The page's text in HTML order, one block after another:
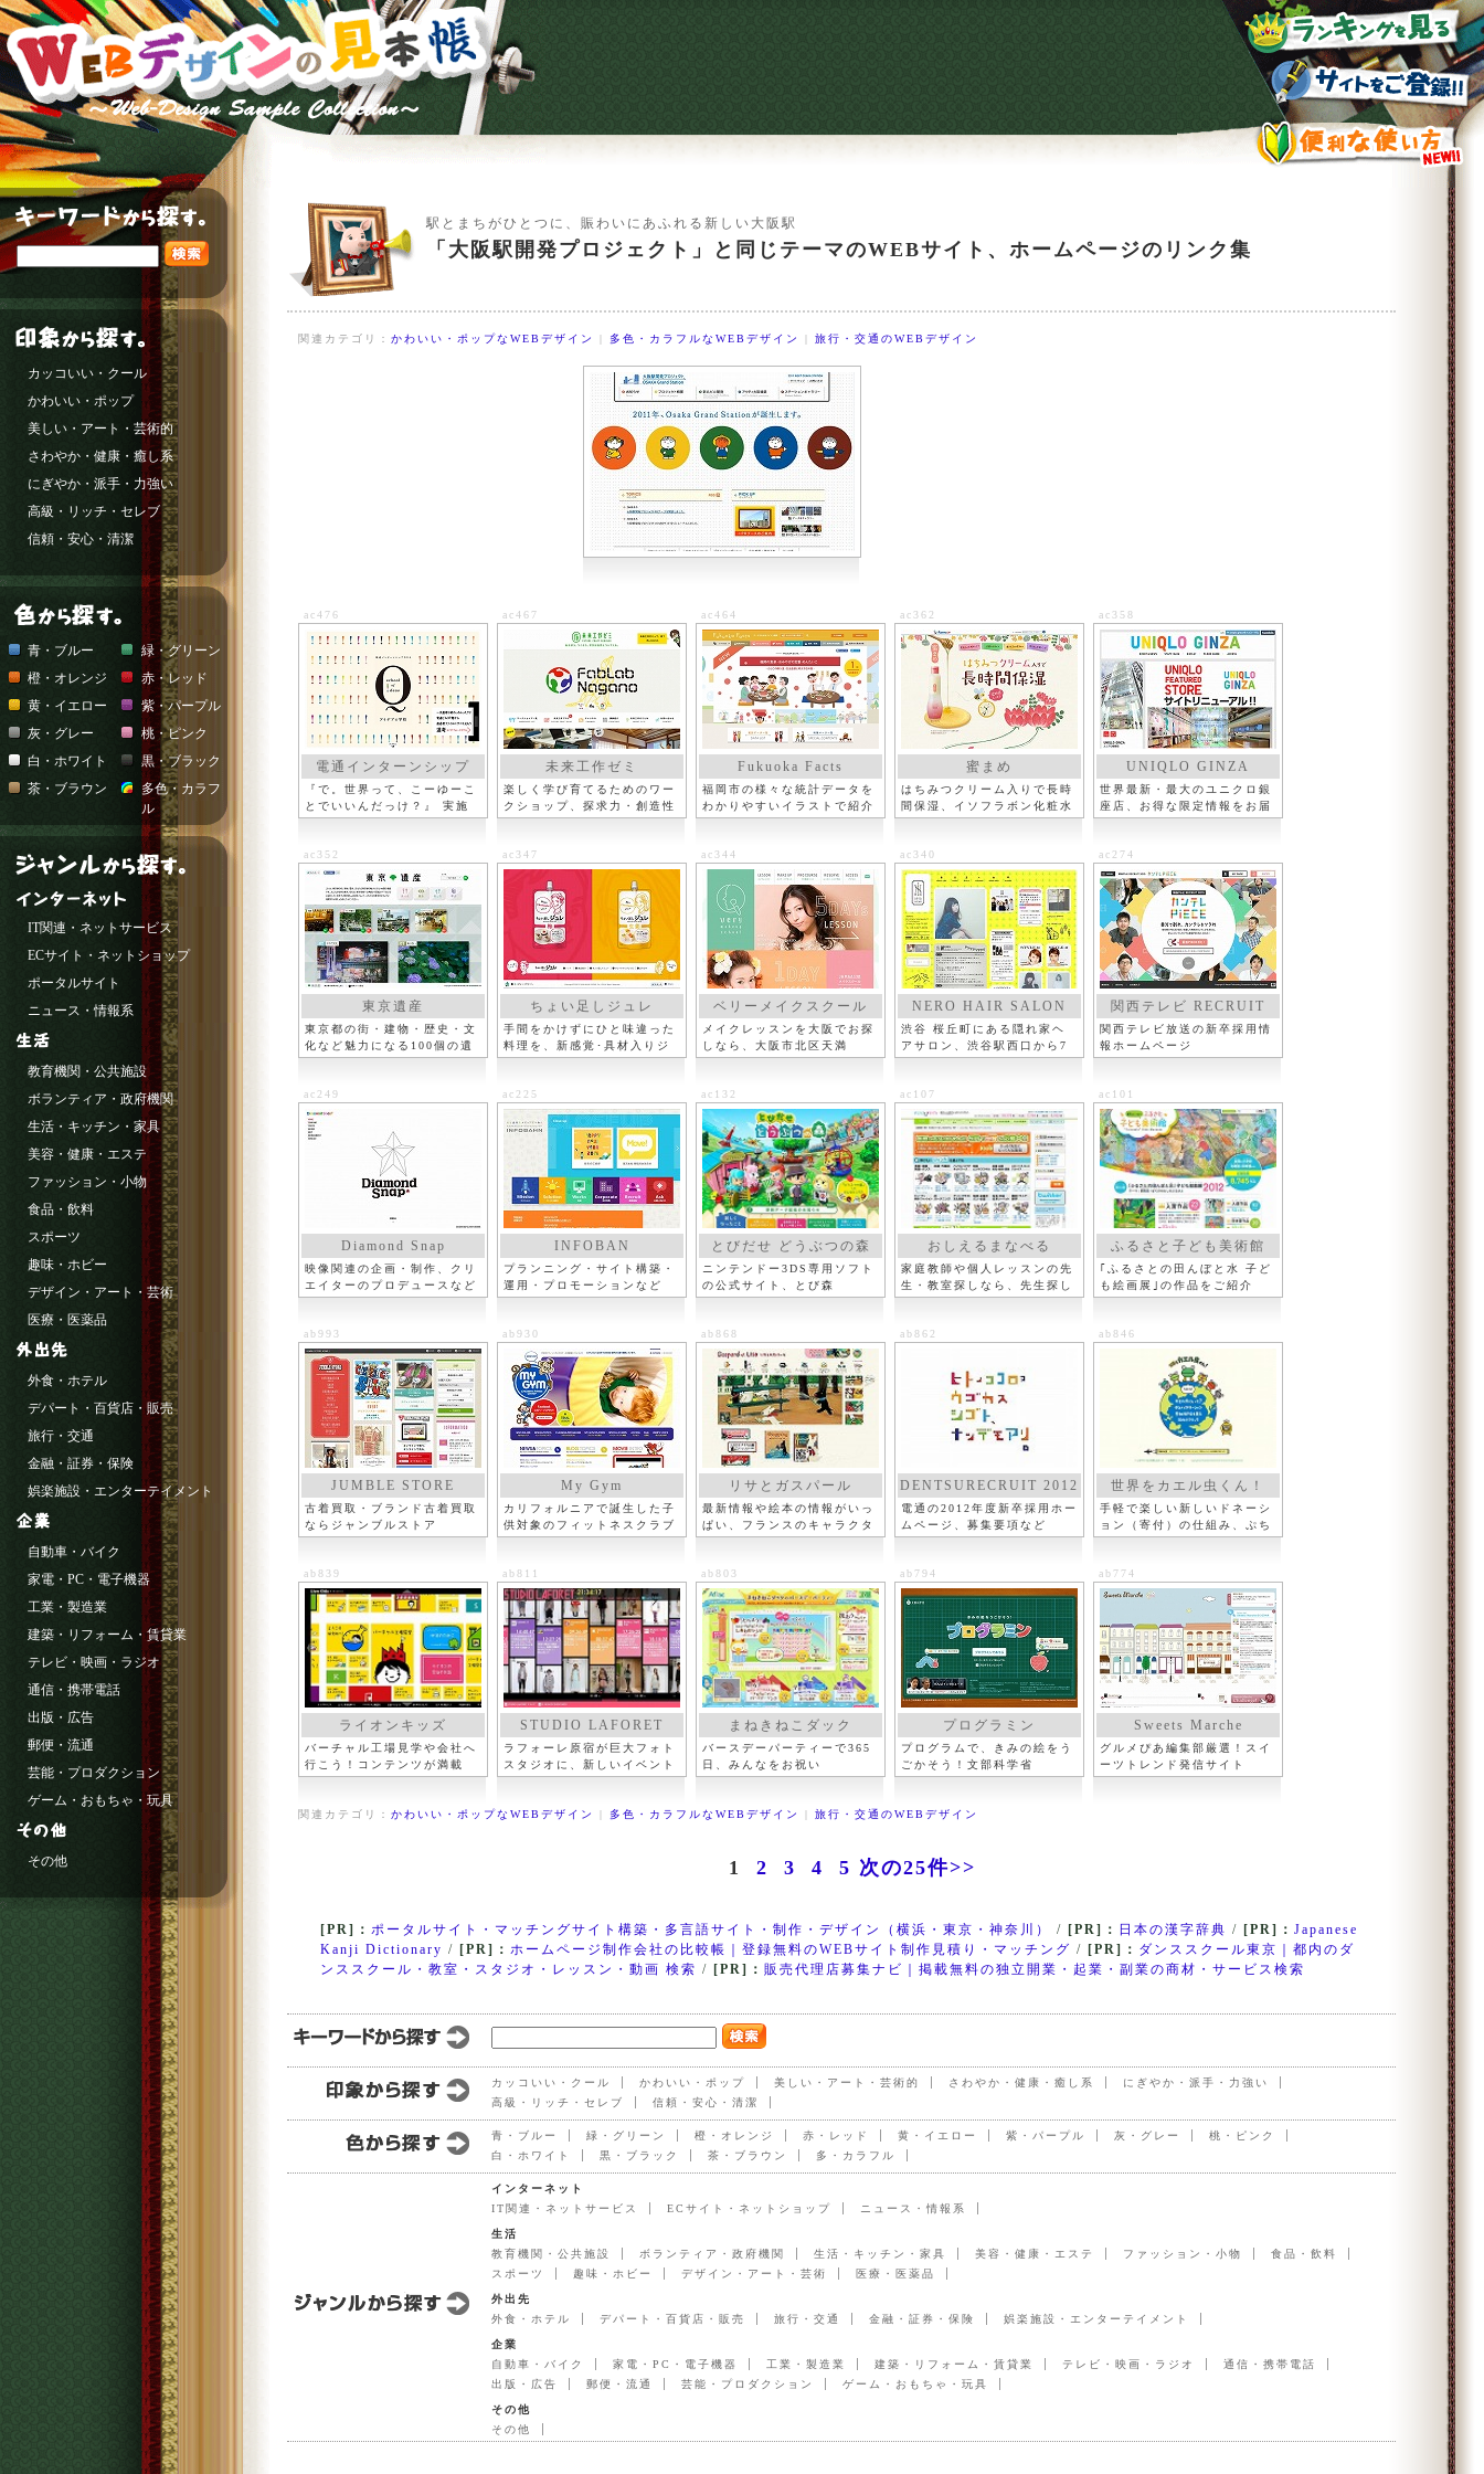
駅とまちがひとつに、賑わいにあふれる新しい大阪駅
「大阪駅開発プロジェクト」と同じテーマのWEBサイト、ホームページのリンク集
関連カテゴリ： かわいい・ポップなWEBデザイン | 多色・カラフルなWEBデザイン | 旅行・交通のWEBデザイン
ac476
電通インターンシップ
『で。世界って、こーゆーこ
とでいいんだっけ？』 実施
概要
ac467
未来工作ゼミ
楽しく学び育てるためのワー
クショップ、探求力・創造性
ac464
Fukuoka Facts
福岡市の様々な統計データを
わかりやすいイラストで紹介
ac362
蜜まめ
はちみつクリーム入りで長時
間保湿、イソフラボン化粧水
ac358
UNIQLO GINZA
世界最新・最大のユニクロ銀
座店、お得な限定情報をお届
け
ac352
東京遺産
東京都の街・建物・歴史・文
化など魅力になる100個の遺
産
ac347
ちょい足しジュレ
手間をかけずにひと味違った
料理を、新感覚･具材入りジ
ュレ
ac344
ベリーメイクスクール
メイクレッスンを大阪でお探
しなら、大阪市北区天満
ac340
NERO HAIR SALON
渋谷 桜丘町にある隠れ家ヘ
アサロン、渋谷駅西口から7
分
ac274
関西テレビ RECRUIT
関西テレビ放送の新卒採用情
報ホームページ
ac249
Diamond Snap
映像関連の企画・制作、クリ
エイターのプロデュースなど
ac225
INFOBAN
プランニング・サイト構築・
運用・プロモーションなど
ac132
とびだせ どうぶつの森
ニンテンドー3DS専用ソフト
の公式サイト、とび森
ac107
おしえるまなべる
家庭教師や個人レッスンの先
生・教室探しなら、先生探し
ac101
ふるさと子ども美術館
｢ふるさとの田んぼと水 子ど
も絵画展｣の作品をご紹介
ab993
JUMBLE STORE
古着買取・ブランド古着買取
ならジャンブルストア
ab930
My Gym
カリフォルニアで誕生した子
供対象のフィットネスクラブ
ab868
リサとガスパール
最新情報や絵本の情報がいっ
ぱい、フランスのキャラクタ
ー
ab862
DENTSURECRUIT 2012
電通の2012年度新卒採用ホー
ムページ、募集要項など
ab846
世界をカエル虫くん！
手軽で楽しい新しいドネーシ
ョン（寄付）の仕組み、ぷち
ドネ
ab839
ライオンキッズ
バーチャル工場見学や会社へ
行こう！コンテンツが満載
ab811
STUDIO LAFORET
ラフォーレ原宿が巨大フォト
スタジオに、新しいイベント
ab803
まねきねこダック
バースデーパーティーで365
日、みんなをお祝い
ab794
プログラミン
プログラムで、きみの絵をう
ごかそう！文部科学省
ab774
Sweets Marche
グルメぴあ編集部厳選！スイ
ーツトレンド発信サイト
関連カテゴリ： かわいい・ポップなWEBデザイン | 多色・カラフルなWEBデザイン | 旅行・交通のWEBデザイン
1 2 3 4 5 次の25件>>
[PR]： ポータルサイト・マッチングサイト構築・多言語サイト・制作・デザイン（横浜・東京・神奈川） / [PR]： 日本の漢字辞典 / [PR]： Japanese
Kanji Dictionary / [PR]： ホームページ制作会社の比較帳｜登録無料のWEBサイト制作見積り・マッチング / [PR]： ダンススクール東京｜都内のダ
ンススクール・教室・スタジオ・レッスン・動画 検索 / [PR]： 販売代理店募集ナビ｜掲載無料の独立開業・起業・副業の商材・サービス検索
カッコいい・クール かわいい・ポップ 美しい・アート・芸術的 さわやか・健康・癒し系
にぎやか・派手・力強い
高級・リッチ・セレブ
信頼・安心・清潔
青・ブルー 緑・グリーン 橙・オレンジ 赤・レッド 黄・イエロー 紫・パープル 灰・グレー
桃・ピンク
白・ホワイト
黒・ブラック 茶・ブラウン 多・カラフル
インターネット
IT関連・ネットサービス
ECサイト・ネットショップ ニュース・情報系
生活
教育機関・公共施設
ボランティア・政府機関 生活・キッチン・家具 美容・健康・エステ ファッション・小物
食品・飲料
スポーツ
趣味・ホビー デザイン・アート・芸術 医療・医薬品
外出先
外食・ホテル
デパート・百貨店・販売 旅行・交通 金融・証券・保険 娯楽施設・エンターテイメント
企業
自動車・バイク
家電・PC・電子機器 工業・製造業 建築・リフォーム・賃貸業 テレビ・映画・ラジオ
通信・携帯電話
出版・広告
郵便・流通 芸能・プロダクション ゲーム・おもちゃ・玩具
その他
その他
カッコいい・クール
かわいい・ポップ
美しい・アート・芸術的
さわやか・健康・癒し系
にぎやか・派手・力強い
高級・リッチ・セレブ
信頼・安心・清潔
青・ブルー
緑・グリーン
橙・オレンジ
赤・レッド
黄・イエロー
紫・パープル
灰・グレー
桃・ピンク
白・ホワイト
黒・ブラック
茶・ブラウン
多色・カラフ
ル
IT関連・ネットサービス
ECサイト・ネットショップ
ポータルサイト
ニュース・情報系
教育機関・公共施設
ボランティア・政府機関
生活・キッチン・家具
美容・健康・エステ
ファッション・小物
食品・飲料
スポーツ
趣味・ホビー
デザイン・アート・芸術
医療・医薬品
外食・ホテル
デパート・百貨店・販売
旅行・交通
金融・証券・保険
娯楽施設・エンターテイメント
自動車・バイク
家電・PC・電子機器
工業・製造業
建築・リフォーム・賃貸業
テレビ・映画・ラジオ
通信・携帯電話
出版・広告
郵便・流通
芸能・プロダクション
ゲーム・おもちゃ・玩具
その他